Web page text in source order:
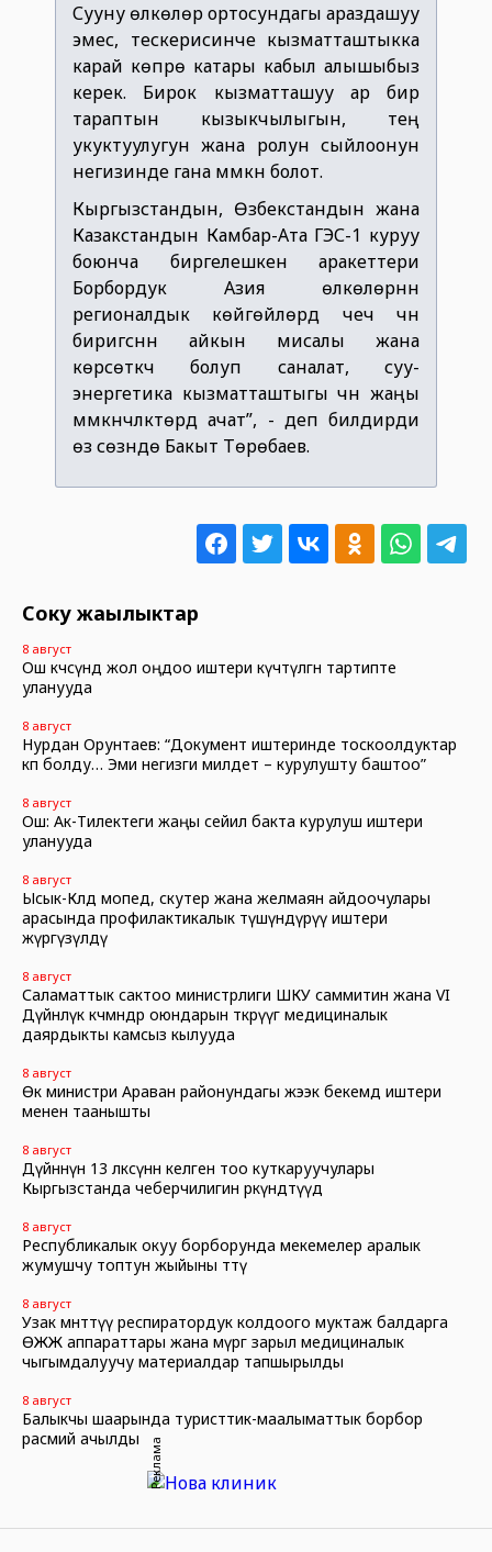
Сууну өлкөлөр ортосундагы араздашуу
эмес, тескерисинче кызматташтыкка
карай көпүрө катары кабыл алышыбыз
керек. Бирок кызматташуу ар бир
тараптын кызыкчылыгын, тең
укуктуулугун жана ролун сыйлоонун
негизинде гана мүмкүн болот.
Кыргызстандын, Өзбекстандын жана
Казакстандын Камбар-Ата ГЭС-1 куруу
боюнча биргелешкен аракеттери
Борбордук Азия өлкөлөрүнүн
регионалдык көйгөйлөрдү чечүү үчүн
биригүүсүнүн айкын мисалы жана
көрсөткүчү болуп саналат, суу-
энергетика кызматташтыгы үчүн жаңы
мүмкүнчүлүктөрдү ачат”, - деп билдирди
өз сөзүндө Бакыт Төрөбаев.
Соңку жаңылыктар
8 август
Ош көчөсүндө жол оңдоо иштери күчөтүлгөн тартипте
уланууда
8 август
Нурдан Орунтаев: “Документ иштеринде тоскоолдуктар
көп болду… Эми негизги милдет – курулушту баштоо”
8 август
Ош: Ак-Тилектеги жаңы сейил бакта курулуш иштери
уланууда
8 август
Ысык-Көлдө мопед, скутер жана желмаян айдоочулары
арасында профилактикалык түшүндүрүү иштери
жүргүзүлдү
8 август
Саламаттык сактоо министрлиги ШКУ саммитин жана VI
Дүйнөлүк көчмөндөр оюндарын өткөрүүгө медициналык
даярдыкты камсыз кылууда
8 август
Өк министри Араван районундагы жээк бекемдөө иштери
менен таанышты
8 август
Дүйнөнүн 13 өлкөсүнөн келген тоо куткаруучулары
Кыргызстанда чеберчилигин өркүндөтүүдө
8 август
Республикалык окуу борборунда мекемелер аралык
жумушчу топтун жыйыны өттү
8 август
Узак мөөнөттүү респиратордук колдоого муктаж балдарга
ӨЖЖ аппараттары жана өмүргө зарыл медициналык
чыгымдалуучу материалдар тапшырылды
8 август
Балыкчы шаарында туристтик-маалыматтык борбор
расмий ачылды Реклама